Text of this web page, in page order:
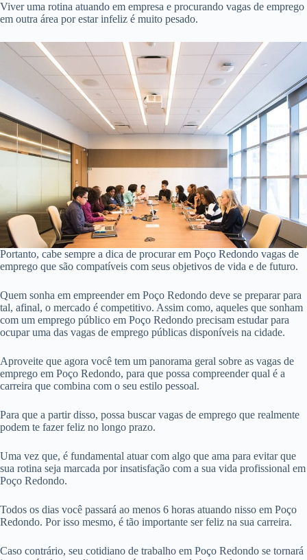
Viver uma rotina atuando em empresa e procurando vagas de emprego
em outra área por estar infeliz é muito pesado.
Portanto, cabe sempre a dica de procurar em Poço Redondo vagas de
emprego que são compatíveis com seus objetivos de vida e de futuro.
Quem sonha em empreender em Poço Redondo deve se preparar para
tal, afinal, o mercado é competitivo. Assim como, aqueles que sonham
com um emprego público em Poço Redondo precisam estudar para
ocupar uma das vagas de emprego públicas disponíveis na cidade.
Aproveite que agora você tem um panorama geral sobre as vagas de
emprego em Poço Redondo, para que possa compreender qual é a
carreira que combina com o seu estilo pessoal.
Para que a partir disso, possa buscar vagas de emprego que realmente
podem te fazer feliz no longo prazo.
Uma vez que, é fundamental atuar com algo que ama para evitar que
sua rotina seja marcada por insatisfação com a sua vida profissional em
Poço Redondo.
Todos os dias você passará ao menos 6 horas atuando nisso em Poço
Redondo. Por isso mesmo, é tão importante ser feliz na sua carreira.
Caso contrário, seu cotidiano de trabalho em Poço Redondo se tornará